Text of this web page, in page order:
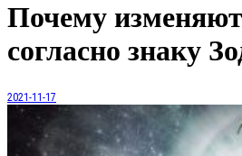
Почему
согласно знаку
2021-11-17